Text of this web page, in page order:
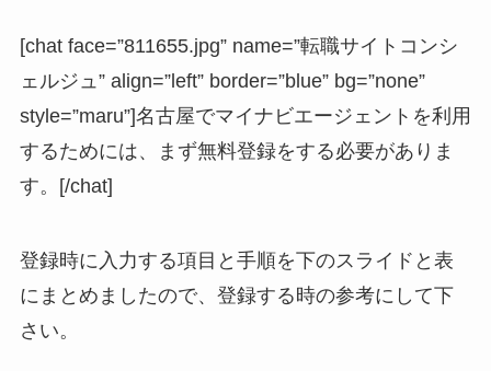
[chat face=”811655.jpg” name=”転職サイトコンシ
ェルジュ” align=”left” border=”blue” bg=”none”
style=”maru”]名古屋でマイナビエージェントを利用
するためには、まず無料登録をする必要がありま
す。[/chat]
登録時に入力する項目と手順を下のスライドと表
にまとめましたので、登録する時の参考にして下
さい。